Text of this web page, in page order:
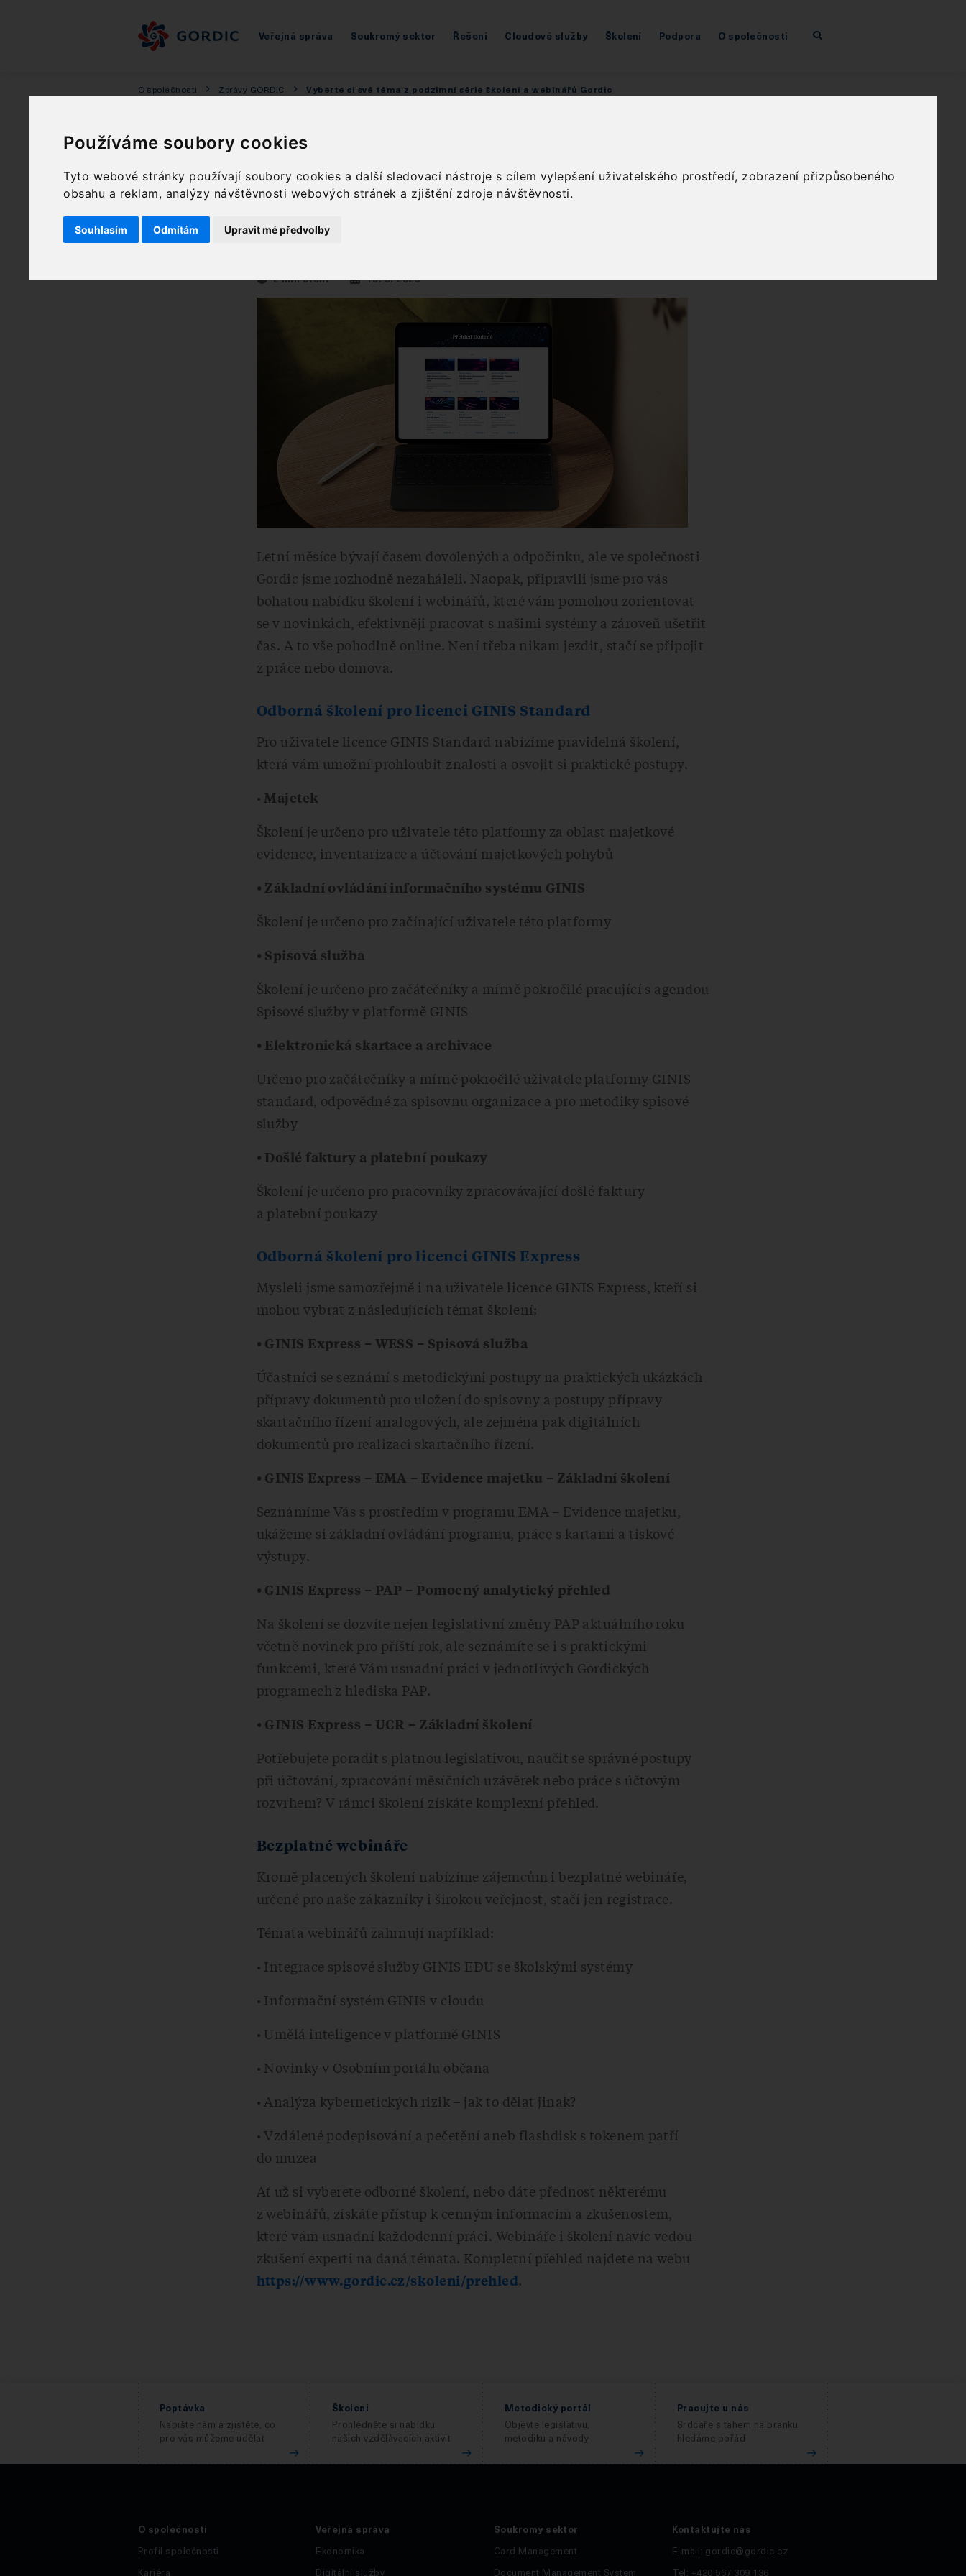
Používáme soubory cookies
Tyto webové stránky používají soubory cookies a další sledovací nástroje s cílem vylepšení uživatelského prostředí, zobrazení přizpůsobeného
obsahu a reklam, analýzy návštěvnosti webových stránek a zjištění zdroje návštěvnosti.
Souhlasím Odmítám Upravit mé předvolby
Veřejná správa Soukromý sektor Řešení Cloudové služby Školení Podpora O společnosti
O společnosti Zprávy GORDIC Vyberte si své téma z podzimní série školení a webinářů Gordic
Vyberte si své téma z
podzimní série školení a
webinářů Gordic
2 min čtení 19. 9. 2025
Letní měsíce bývají časem dovolených a odpočinku, ale ve společnosti
Gordic jsme rozhodně nezaháleli. Naopak, připravili jsme pro vás
bohatou nabídku školení i webinářů, které vám pomohou zorientovat
se v novinkách, efektivněji pracovat s našimi systémy a zároveň ušetřit
čas. A to vše pohodlně online. Není třeba nikam jezdit, stačí se připojit
z práce nebo domova.
Odborná školení pro licenci GINIS Standard
Pro uživatele licence GINIS Standard nabízíme pravidelná školení,
která vám umožní prohloubit znalosti a osvojit si praktické postupy.
• Majetek
Školení je určeno pro uživatele této platformy za oblast majetkové
evidence, inventarizace a účtování majetkových pohybů
• Základní ovládání informačního systému GINIS
Školení je určeno pro začínající uživatele této platformy
• Spisová služba
Školení je určeno pro začátečníky a mírně pokročilé pracující s agendou
Spisové služby v platformě GINIS
• Elektronická skartace a archivace
Určeno pro začátečníky a mírně pokročilé uživatele platformy GINIS
standard, odpovědné za spisovnu organizace a pro metodiky spisové
služby
• Došlé faktury a platební poukazy
Školení je určeno pro pracovníky zpracovávající došlé faktury
a platební poukazy
Odborná školení pro licenci GINIS Express
Mysleli jsme samozřejmě i na uživatele licence GINIS Express, kteří si
mohou vybrat z následujících témat školení:
• GINIS Express – WESS – Spisová služba
Účastníci se seznámí s metodickými postupy na praktických ukázkách
přípravy dokumentů pro uložení do spisovny a postupy přípravy
skartačního řízení analogových, ale zejména pak digitálních
dokumentů pro realizaci skartačního řízení.
• GINIS Express – EMA – Evidence majetku – Základní školení
Seznámíme Vás s prostředím v programu EMA – Evidence majetku,
ukážeme si základní ovládání programu, práce s kartami a tiskové
výstupy.
• GINIS Express – PAP – Pomocný analytický přehled
Na školení se dozvíte nejen legislativní změny PAP aktuálního roku
včetně novinek pro příští rok, ale seznámíte se i s praktickými
funkcemi, které Vám usnadní práci v jednotlivých Gordických
programech z hlediska PAP.
• GINIS Express – UCR – Základní školení
Potřebujete poradit s platnou legislativou, naučit se správné postupy
při účtování, zpracování měsíčních uzávěrek nebo práce s účtovým
rozvrhem? V rámci školení získáte komplexní přehled.
Bezplatné webináře
Kromě placených školení nabízíme zájemcům i bezplatné webináře,
určené pro naše zákazníky i širokou veřejnost, stačí jen registrace.
Témata webinářů zahrnují například:
• Integrace spisové služby GINIS EDU se školskými systémy
• Informační systém GINIS v cloudu
• Umělá inteligence v platformě GINIS
• Novinky v Osobním portálu občana
• Analýza kybernetických rizik – jak to dělat jinak?
• Vzdálené podepisování a pečetění aneb flashdisk s tokenem patří
do muzea
Ať už si vyberete odborné školení, nebo dáte přednost některému
z webinářů, získáte přístup k cenným informacím a zkušenostem,
které vám usnadní každodenní práci. Webináře i školení navíc vedou
zkušení experti na daná témata. Kompletní přehled najdete na webu
https://www.gordic.cz/skoleni/prehled.
Poptávka
Napište nám a zjistěte, co
pro vás můžeme udělat
Školení
Prohlédněte si nabídku
našich vzdělávacích aktivit
Metodický portál
Objevte legislativu,
metodiku a návody
Pracujte u nás
Srdcaře s tahem na branku
hledáme pořád
O společnosti
Profil společnosti
Kariéra
Veřejná správa
Ekonomika
Digitální služby
Soukromý sektor
Card Management
Document Management System
Kontaktujte nás
E-mail: gordic@gordic.cz
Tel: +420 567 309 136